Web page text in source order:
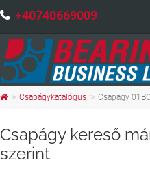
+40740669009
Csapágykatalógus Csapagy
Csapágy kereső
szerint